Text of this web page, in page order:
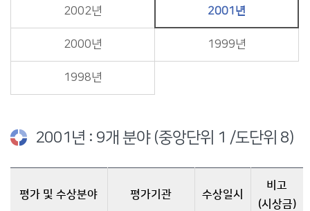
2002년 2001년
2000년 1999년
1998년
2001년 : 9개 분야 (중앙단위 1 /도단위 8)
평가 및 수상분야 평가기관 수상일시
비고
(시상금)